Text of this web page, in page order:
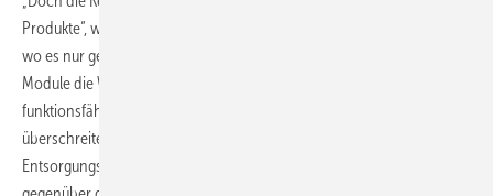
Produkte“, warnt Martin Schachinger. „In der Herstellung wird gespart,
wo es nur geht. Auch lohnt sich bei den aktuellen Preisen für neue
Module die Wiederverwertung der alten, ausgemusterten, aber noch
funktionsfähigen Stücke kaum mehr. Prüfungs- und Logistikkosten
überschreiten oft den Materialwert – preiswertere
Entsorgungslösungen werden dringend gesucht und immer häufiger